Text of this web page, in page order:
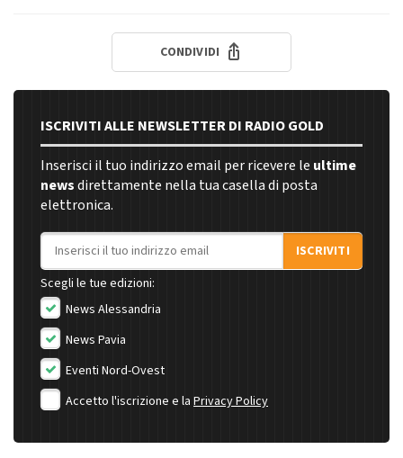
CONDIVIDI
ISCRIVITI ALLE NEWSLETTER DI RADIO GOLD
Inserisci il tuo indirizzo email per ricevere le ultime
newsdirettamente nella tua casella di posta
elettronica.
Indirizzo email
ISCRIVITI
Scegli le tue edizioni:
News Alessandria
News Pavia
Eventi Nord-Ovest
Accetto l'iscrizione e la Privacy Policy